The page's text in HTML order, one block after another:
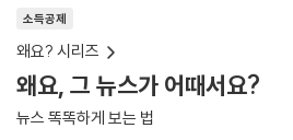
소득공제
왜요? 시리즈
왜요, 그 뉴스가 어때서요?
뉴스 똑똑하게 보는 법